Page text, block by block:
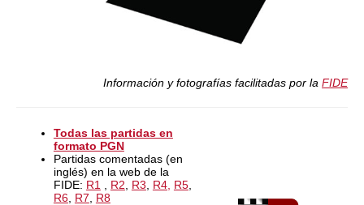
Información y fotografías facilitadas por la FIDE
Todas las partidas en
formato PGN
Partidas comentadas (en
inglés) en la web de la
FIDE: R1 R2 R3 R4, R5,
R6, R7
R8